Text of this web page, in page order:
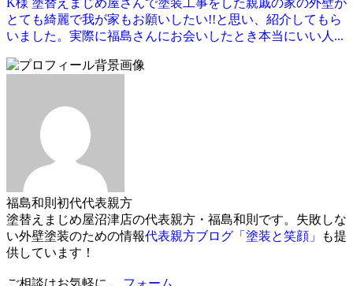
K様 塗替えまじめ屋さんで塗装工事をした親戚の家の外壁が
とても綺麗で我が家もお願いしたい!!と思い、紹介してもら
いました。実際に福島さんにお会いしたとき本当にいい人...
福島和則 初代代表親方
塗替えまじめ屋沼津店の代表親方・福島和則です。失敗しな
い外壁塗装のための情報代表親方ブログ「塗装と笑顔」
も提
供しています！